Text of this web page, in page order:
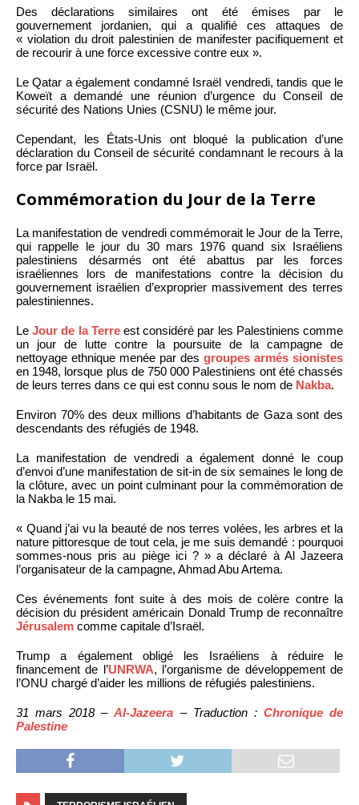
Des déclarations similaires ont été émises par le
gouvernement jordanien, qui a qualifié ces attaques de
« violation du droit palestinien de manifester pacifiquement et
de recourir à une force excessive contre eux ».
Le Qatar a également condamné Israël vendredi, tandis que le
Koweït a demandé une réunion d’urgence du Conseil de
sécurité des Nations Unies (CSNU) le même jour.
Cependant, les États-Unis ont bloqué la publication d’une
déclaration du Conseil de sécurité condamnant le recours à la
force par Israël.
Commémoration du Jour de la Terre
La manifestation de vendredi commémorait le Jour de la Terre,
qui rappelle le jour du 30 mars 1976 quand six Israéliens
palestiniens désarmés ont été abattus par les forces
israéliennes lors de manifestations contre la décision du
gouvernement israélien d’exproprier massivement des terres
palestiniennes.
LeJour de la Terreest considéré par les Palestiniens comme
un jour de lutte contre la poursuite de la campagne de
nettoyage ethnique menée par des groupes armés sionistes
en 1948, lorsque plus de 750 000 Palestiniens ont été chassés
de leurs terres dans ce qui est connu sous le nom de Nakba.
Environ 70% des deux millions d’habitants de Gaza sont des
descendants des réfugiés de 1948.
La manifestation de vendredi a également donné le coup
d’envoi d’une manifestation de sit-in de six semaines le long de
la clôture, avec un point culminant pour la commémoration de
la Nakba le 15 mai.
« Quand j’ai vu la beauté de nos terres volées, les arbres et la
nature pittoresque de tout cela, je me suis demandé : pourquoi
sommes-nous pris au piège ici ? » a déclaré à Al Jazeera
l’organisateur de la campagne, Ahmad Abu Artema.
Ces événements font suite à des mois de colère contre la
décision du président américain Donald Trump de reconnaître
Jérusalem comme capitale d’Israël.
Trump a également obligé les Israéliens à réduire le
financement de l’UNRWA, l’organisme de développement de
l’ONU chargé d’aider les millions de réfugiés palestiniens.
31 mars 2018 –Al-Jazeera – Traduction : Chronique de
Palestine